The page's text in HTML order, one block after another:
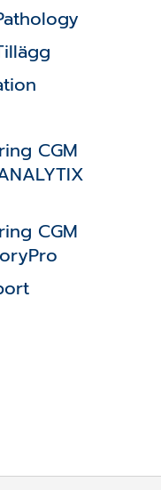
CGM
CGM